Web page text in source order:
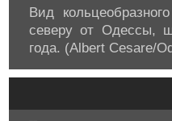
Вид
северу от Одессы,
года. (Albert Cesare/